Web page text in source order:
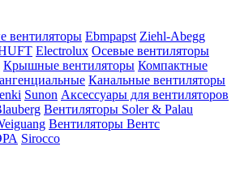
вентиляторы Ebmpapst Ziehl-Abegg
Electrolux Осевые вентиляторы
Крышные вентиляторы Компактные
Канальные вентиляторы
Sunon Аксессуары для вентиляторов
Вентиляторы Soler & Palau
Вентиляторы Вентс
Sirocco